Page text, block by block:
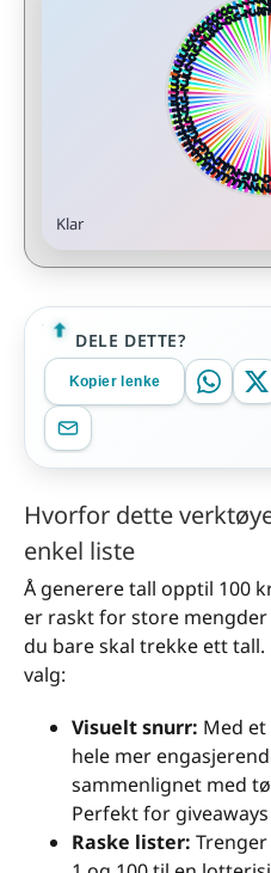
Klar
DELE DETTE?
Kopier lenke
Hvorfor dette
enkel liste
Å generere tall opptil 100
er raskt for store
du bare skal trekke ett
valg:
Visuelt snurr: Med
hele mer
sammenlignet med
Perfekt for
Raske lister: